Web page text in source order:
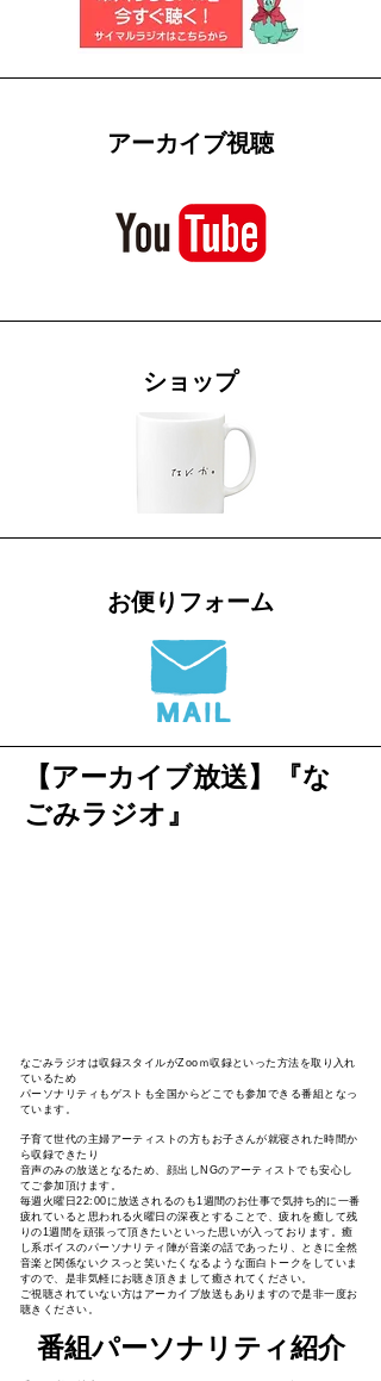
アーカイブ視聴
ショップ
お便りフォーム
【アーカイブ放送】​『な
ごみラジオ』
なごみラジオは収録スタイルがZooｍ収録といった方法を取り入れ
ているため
パーソナリティも​ゲストも全国からどこでも参加できる番組となっ
ています。
子育て世代の主婦アーティストの方もお子さんが就寝された時間か
ら収録できたり
音声のみの放送となるため、顔出しNGのアーティストでも安心し
てご参加頂けます。
毎週火曜日22:00に放送されるのも1週間のお仕事で気持ち的に一番
疲れていると思われる火曜日の深夜とすることで、疲れを癒して残
りの1週間を頑張って頂きたいといった思いが入っております。癒
し系ボイスのパーソナリティ陣が音楽の話であったり、ときに全然
音楽と関係ないクスっと笑いたくなるような面白トークをしていま
すので、是非気軽にお聴き頂きまして癒されてください。
ご視聴されていない方はアーカイブ放送もありますので是非一度お
聴きください。
​番組パーソナリティ紹介